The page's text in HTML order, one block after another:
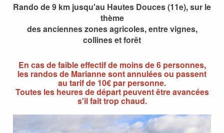
Rando de 9 km jusqu'au Hautes Douces (11e), sur le
thème
des anciennes zones agricoles, entre vignes,
collines et forêt
En cas de faible effectif de moins de 6 personnes,
les randos de Marianne sont annulées ou passent
au tarif de 10€ par personne.
Toutes les heures de départ peuvent être avancées
s'il fait trop chaud.